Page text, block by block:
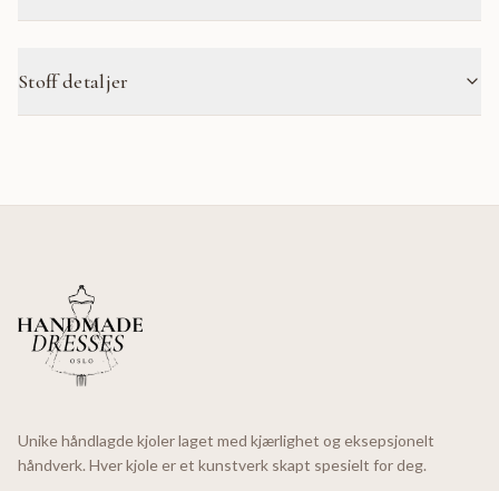
Stoff detaljer
Unike håndlagde kjoler laget med kjærlighet og eksepsjonelt
håndverk. Hver kjole er et kunstverk skapt spesielt for deg.